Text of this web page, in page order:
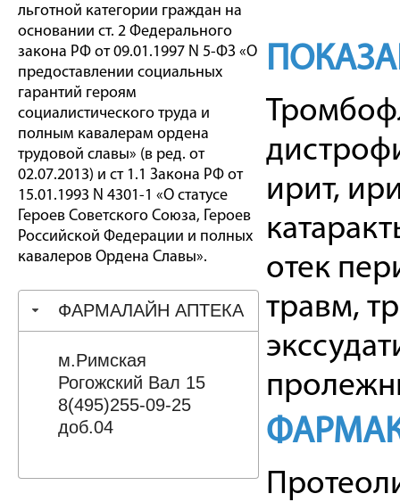
льготной категории граждан на
основании ст. 2 Федерального
закона РФ от 09.01.1997 N 5-ФЗ «О
предоставлении социальных
гарантий героям
социалистического труда и
полным кавалерам ордена
трудовой славы» (в ред. от
02.07.2013) и ст 1.1 Закона РФ от
15.01.1993 N 4301-1 «О статусе
Героев Советского Союза, Героев
Российской Федерации и полных
кавалеров Ордена Славы».
ФАРМАЛАЙН АПТЕКА
м.Римская
Рогожский Вал 15
8(495)255-09-25
доб.04
ирит,
отек
травм,